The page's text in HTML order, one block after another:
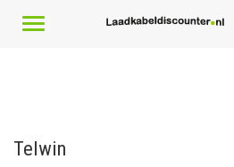
Toggle
Telwin